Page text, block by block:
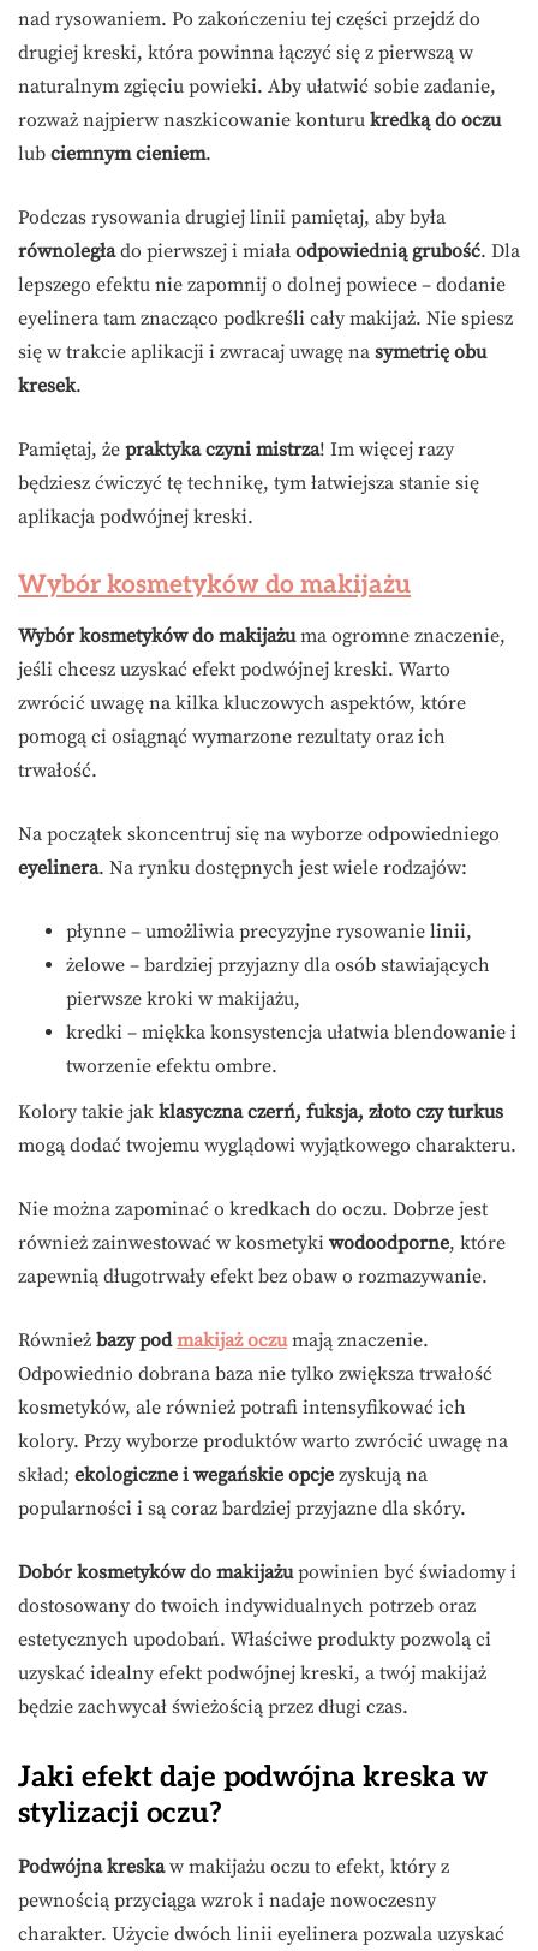
nad rysowaniem. Po zakończeniu tej części przejdź do
drugiej kreski, która powinna łączyć się z pierwszą w
naturalnym zgięciu powieki. Aby ułatwić sobie zadanie,
rozważ najpierw naszkicowanie konturu kredką do oczu
lub ciemnym cieniem.
Podczas rysowania drugiej linii pamiętaj, aby była
równoległado pierwszej i miała odpowiednią grubość. Dla
lepszego efektu nie zapomnij o dolnej powiece – dodanie
eyelinera tam znacząco podkreśli cały makijaż. Nie spiesz
się w trakcie aplikacji i zwracaj uwagę na symetrię obu
kresek.
Pamiętaj, że praktyka czyni mistrza! Im więcej razy
będziesz ćwiczyć tę technikę, tym łatwiejsza stanie się
aplikacja podwójnej kreski.
Wybór kosmetyków do makijażu
Wybór kosmetyków do makijażuma ogromne znaczenie,
jeśli chcesz uzyskać efekt podwójnej kreski. Warto
zwrócić uwagę na kilka kluczowych aspektów, które
pomogą ci osiągnąć wymarzone rezultaty oraz ich
trwałość.
Na początek skoncentruj się na wyborze odpowiedniego
eyelinera. Na rynku dostępnych jest wiele rodzajów:
płynne – umożliwia precyzyjne rysowanie linii,
żelowe – bardziej przyjazny dla osób stawiających
pierwsze kroki w makijażu,
kredki – miękka konsystencja ułatwia blendowanie i
tworzenie efektu ombre.
Kolory takie jak klasyczna czerń, fuksja, złoto czy turkus
mogą dodać twojemu wyglądowi wyjątkowego charakteru.
Nie można zapominać o kredkach do oczu. Dobrze jest
również zainwestować w kosmetyki wodoodporne, które
zapewnią długotrwały efekt bez obaw o rozmazywanie.
Również bazy podmakijaż oczumają znaczenie.
Odpowiednio dobrana baza nie tylko zwiększa trwałość
kosmetyków, ale również potrafi intensyfikować ich
kolory. Przy wyborze produktów warto zwrócić uwagę na
skład; ekologiczne i wegańskie opcje zyskują na
popularności i są coraz bardziej przyjazne dla skóry.
Dobór kosmetyków do makijażupowinien być świadomy i
dostosowany do twoich indywidualnych potrzeb oraz
estetycznych upodobań. Właściwe produkty pozwolą ci
uzyskać idealny efekt podwójnej kreski, a twój makijaż
będzie zachwycał świeżością przez długi czas.
Jaki efekt daje podwójna kreska w
stylizacji oczu?
Podwójna kreskaw makijażu oczu to efekt, który z
pewnością przyciąga wzrok i nadaje nowoczesny
charakter. Użycie dwóch linii eyelinera pozwala uzyskać